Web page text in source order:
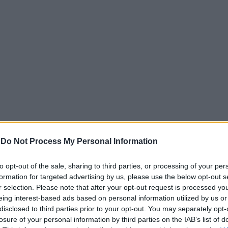
Do Not Process My Personal Information
opt-out of the sale, sharing to third parties, or processing of your
for targeted advertising by us, please use the below opt-out
selection. Please note that after your opt-out request is processed
interest-based ads based on personal information utilized by us
to third parties prior to your opt-out. You may separately
of your personal information by third parties on the IAB’s list of
Αγγλία, είχε ταξιδέψει στις Ηνωμένες Πολιτείες για
στο Τέξας, σκοτώθηκε από πυροβολισμό στο στήθος,
και με πολιτική διαφωνία για τον Ντόναλντ
her father at his home in Texashttps://t.co/VPozzJhPnE
February 10, 2026
κατά λάθος, ενώ παραδέχθηκε ότι είχε